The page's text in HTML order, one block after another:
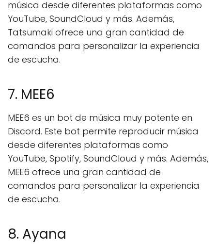
música desde diferentes plataformas como
YouTube, SoundCloud y más. Además,
Tatsumaki ofrece una gran cantidad de
comandos para personalizar la experiencia
de escucha.
7. MEE6
MEE6 es un bot de música muy potente en
Discord. Este bot permite reproducir música
desde diferentes plataformas como
YouTube, Spotify, SoundCloud y más. Además,
MEE6 ofrece una gran cantidad de
comandos para personalizar la experiencia
de escucha.
8. Ayana